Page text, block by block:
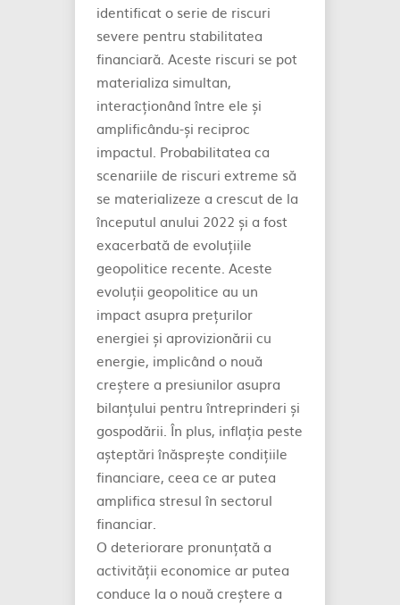
identificat o serie de riscuri
severe pentru stabilitatea
financiară. Aceste riscuri se pot
materializa simultan,
interacționând între ele și
amplificându-și reciproc
impactul. Probabilitatea ca
scenariile de riscuri extreme să
se materializeze a crescut de la
începutul anului 2022 și a fost
exacerbată de evoluțiile
geopolitice recente. Aceste
evoluții geopolitice au un
impact asupra prețurilor
energiei și aprovizionării cu
energie, implicând o nouă
creștere a presiunilor asupra
bilanțului pentru întreprinderi și
gospodării. În plus, inflația peste
așteptări înăsprește condițiile
financiare, ceea ce ar putea
amplifica stresul în sectorul
financiar.
O deteriorare pronunțată a
activității economice ar putea
conduce la o nouă creștere a